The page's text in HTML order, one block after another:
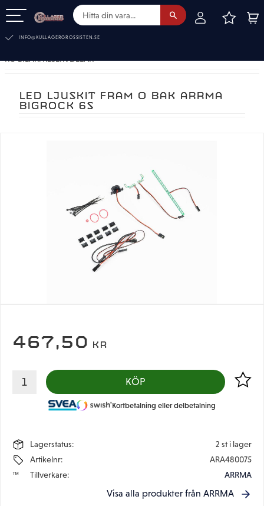
INFO@KULLAGERGROSSISTEN.SE
RC-BILAR. RESERVDELAR
LED LJUSKIT FRAM O BAK ARRMA
BIGROCK 6S
467,50 KR
KÖP Lägg
Kortbetalning eller delbetalning
Lagerstatus
2 st i lager
Artikelnr
ARA480075
Tillverkare
ARRMA
Visa alla produkter från ARRMA